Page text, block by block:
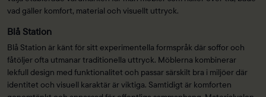
vad gäller komfort, material och visuellt uttryck.
Blå Station
Blå Station är känt för sitt experimentella formspråk där soffor och
fåtöljer ofta utmanar traditionella uttryck. Möblerna kombinerar
lekfull design med funktionalitet och passar särskilt bra i miljöer där
identitet och visuell karaktär är viktiga. Samtidigt är komforten